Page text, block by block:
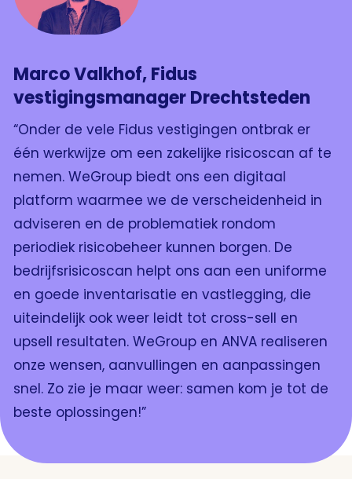
Marco Valkhof, Fidus
vestigingsmanager Drechtsteden
“Onder de vele Fidus vestigingen ontbrak er
één werkwijze om een zakelijke risicoscan af te
nemen. WeGroup biedt ons een digitaal
platform waarmee we de verscheidenheid in
adviseren en de problematiek rondom
periodiek risicobeheer kunnen borgen. De
bedrijfsrisicoscan helpt ons aan een uniforme
en goede inventarisatie en vastlegging, die
uiteindelijk ook weer leidt tot cross-sell en
upsell resultaten. WeGroup en ANVA realiseren
onze wensen, aanvullingen en aanpassingen
snel. Zo zie je maar weer: samen kom je tot de
beste oplossingen!”